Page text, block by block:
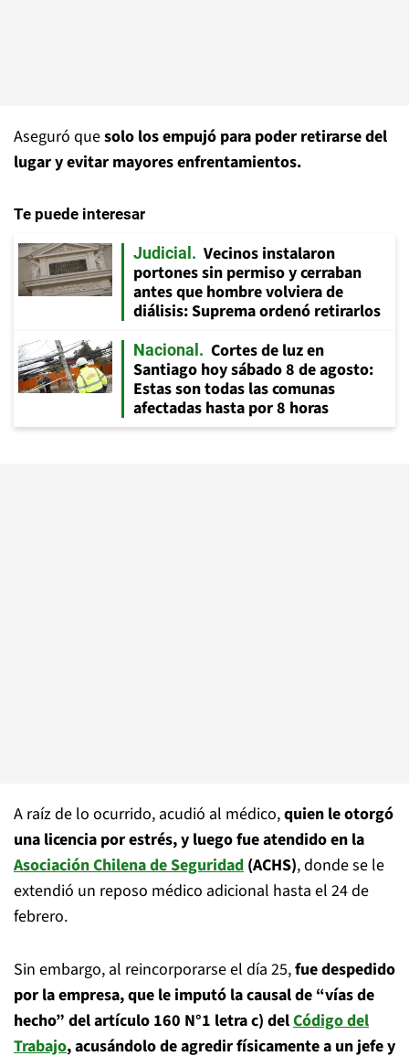
Aseguró quesolo los empujó para poder retirarse del
lugar y evitar mayores enfrentamientos.
Te puede interesar
Judicial
Vecinos instalaron
portones sin permiso y cerraban
antes que hombre volviera de
diálisis: Suprema ordenó retirarlos
Nacional
Cortes de luz en
Santiago hoy sábado 8 de agosto:
Estas son todas las comunas
afectadas hasta por 8 horas
A raíz de lo ocurrido, acudió al médico,quien le otorgó
una licencia por estrés, y luego fue atendido en la
Asociación Chilena de Seguridad (ACHS), donde se le
extendió un reposo médico adicional hasta el 24 de
febrero.
Sin embargo, al reincorporarse el día 25,fue despedido
por la empresa, que le imputó la causal de “vías de
hecho” del artículo 160 N°1 letra c) delCódigo del
Trabajo, acusándolo de agredir físicamente a un jefe y